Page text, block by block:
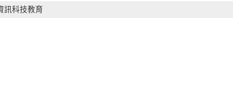
訊科技教育